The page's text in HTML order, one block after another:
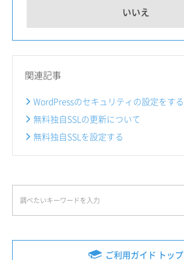
ご利用ガイド トップ
いいえ
関連記事
WordPressのセキュリティの設定をする
無料独自SSLの更新について
無料独自SSLを設定する